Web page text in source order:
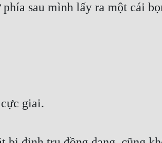
sau mình lấy ra một cái
giai.